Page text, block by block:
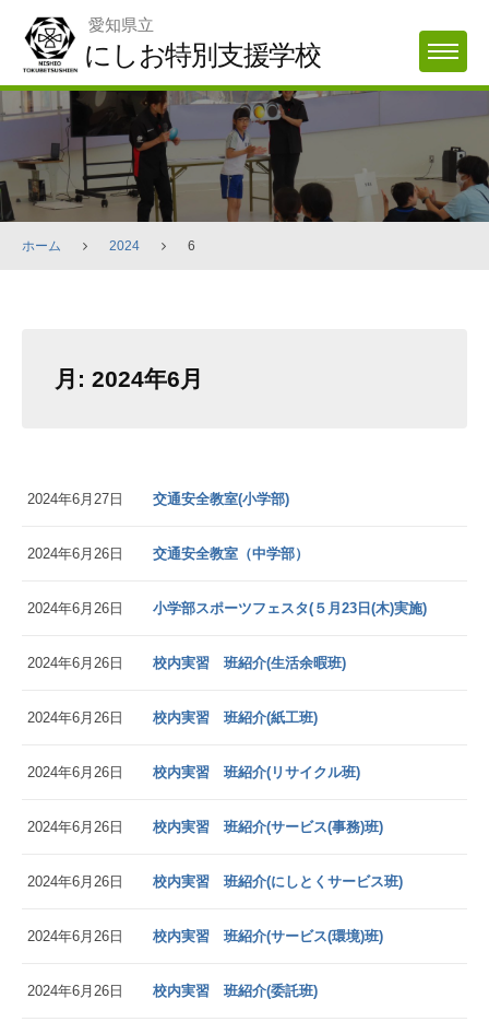
content
愛知県立
にしお特別支援学校 MENU
ホーム 2024 6
月: 2024年6月
2024年6月27日 交通安全教室(小学部)
2024年6月26日 交通安全教室（中学部）
2024年6月26日 小学部スポーツフェスタ(５月23日(木)実施)
2024年6月26日 校内実習 班紹介(生活余暇班)
2024年6月26日 校内実習 班紹介(紙工班)
2024年6月26日 校内実習 班紹介(リサイクル班)
2024年6月26日 校内実習 班紹介(サービス(事務)班)
2024年6月26日 校内実習 班紹介(にしとくサービス班)
2024年6月26日 校内実習 班紹介(サービス(環境)班)
2024年6月26日 校内実習 班紹介(委託班)